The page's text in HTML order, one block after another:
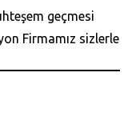
geçmesi
Firmamız sizlerle